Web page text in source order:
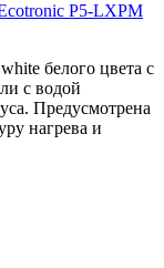
P5-LXPM
белого цвета с
с водой
Предусмотрена
нагрева и